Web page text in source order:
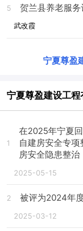
5 贺兰县养老服
武改霞
宁夏尊盈
宁夏尊盈建设工
1
在2025年宁夏
自建房安全专
房安全隐患整
2025-05-15
2 被评为2024年
2025-03-12